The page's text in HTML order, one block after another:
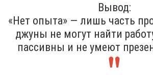
Вывод:
«Нет опыта» — лишь часть
джуны не могут найти
пассивны и не умеют